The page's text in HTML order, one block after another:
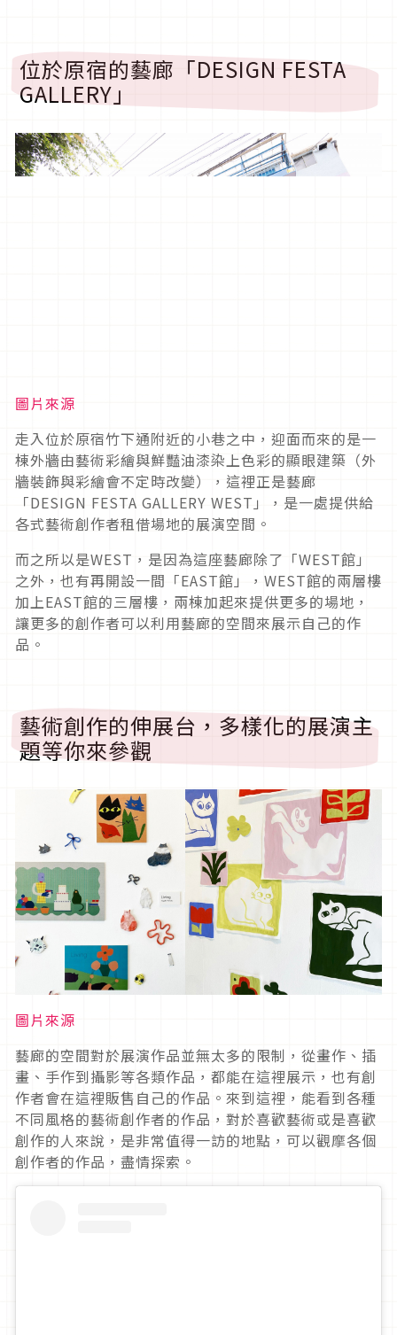
位於原宿的藝廊「DESIGN FESTA
GALLERY」
圖片來源
走入位於原宿竹下通附近的小巷之中，迎面而來的是一
棟外牆由藝術彩繪與鮮豔油漆染上色彩的顯眼建築（外
牆裝飾與彩繪會不定時改變），這裡正是藝廊
「DESIGN FESTA GALLERY WEST」，是一處提供給
各式藝術創作者租借場地的展演空間。
而之所以是WEST，是因為這座藝廊除了「WEST館」
之外，也有再開設一間「EAST館」，WEST館的兩層樓
加上EAST館的三層樓，兩棟加起來提供更多的場地，
讓更多的創作者可以利用藝廊的空間來展示自己的作
品。
藝術創作的伸展台，多樣化的展演主
題等你來參觀
圖片來源
藝廊的空間對於展演作品並無太多的限制，從畫作、插
畫、手作到攝影等各類作品，都能在這裡展示，也有創
作者會在這裡販售自己的作品。來到這裡，能看到各種
不同風格的藝術創作者的作品，對於喜歡藝術或是喜歡
創作的人來說，是非常值得一訪的地點，可以觀摩各個
創作者的作品，盡情探索。